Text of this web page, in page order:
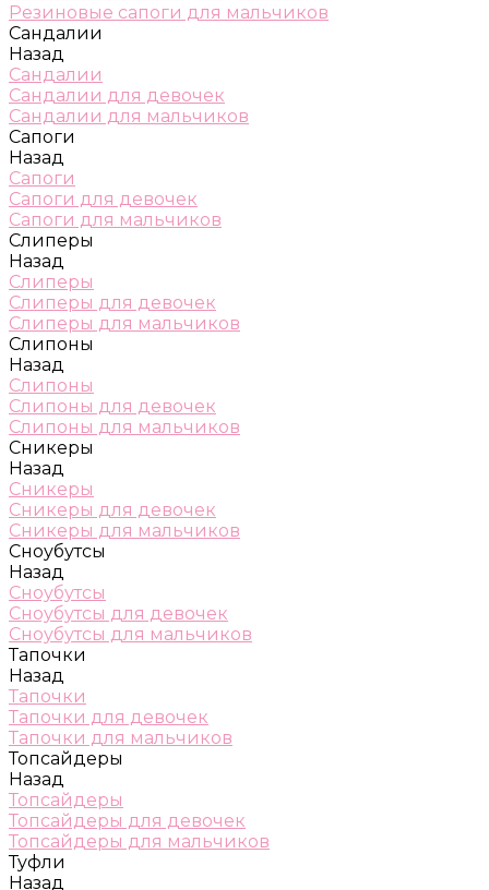
Резиновые сапоги для мальчиков
Сандалии
Назад
Сандалии
Сандалии для девочек
Сандалии для мальчиков
Сапоги
Назад
Сапоги
Сапоги для девочек
Сапоги для мальчиков
Слиперы
Назад
Слиперы
Слиперы для девочек
Слиперы для мальчиков
Слипоны
Назад
Слипоны
Слипоны для девочек
Слипоны для мальчиков
Сникеры
Назад
Сникеры
Сникеры для девочек
Сникеры для мальчиков
Сноубутсы
Назад
Сноубутсы
Сноубутсы для девочек
Сноубутсы для мальчиков
Тапочки
Назад
Тапочки
Тапочки для девочек
Тапочки для мальчиков
Топсайдеры
Назад
Топсайдеры
Топсайдеры для девочек
Топсайдеры для мальчиков
Туфли
Назад